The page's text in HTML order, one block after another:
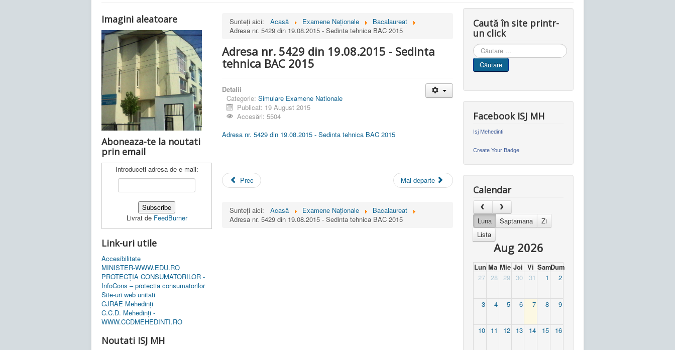
Imagini aleatoare
Aboneaza-te la noutati
prin email
Introduceti adresa de e-mail:
Livrat de FeedBurner
Link-uri utile
Accesibilitate
MINISTER-WWW.EDU.RO
PROTECȚIA CONSUMATORILOR -
InfoCons – protectia consumatorilor
Site-uri web unitati
CJRAE Mehedinți
C.C.D. Mehedinţi -
WWW.CCDMEHEDINTI.RO
Noutati ISJ MH
Sunteți aici: Acasă Examene Naționale
Bacalaureat
Adresa nr. 5429 din 19.08.2015 - Sedinta tehnica BAC 2015
Adresa nr. 5429 din 19.08.2015 - Sedinta
tehnica BAC 2015
Detalii
Categorie: Simulare Examene Nationale
Publicat: 19 August 2015
Accesări: 5504
Adresa nr. 5429 din 19.08.2015 - Sedinta tehnica BAC 2015
Prec Mai departe
Sunteți aici: Acasă Examene Naționale
Bacalaureat
Adresa nr. 5429 din 19.08.2015 - Sedinta tehnica BAC 2015
Caută în site printr-
un click
Cauta
in
site
Căutare
Facebook ISJ MH
Isj Mehedinti
Create Your Badge
Calendar
Luna Saptamana
Zi
Lista
Aug 2026
Lun Ma Mie Joi Vi SamDum
27
28 29 30 31 1 2
3 4 5 6 7 8 9
10 11 12 13 14 15 16